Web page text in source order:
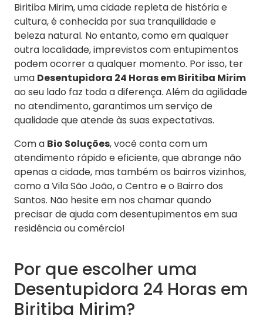
Biritiba Mirim, uma cidade repleta de história e
cultura, é conhecida por sua tranquilidade e
beleza natural. No entanto, como em qualquer
outra localidade, imprevistos com entupimentos
podem ocorrer a qualquer momento. Por isso, ter
uma Desentupidora 24 Horas em Biritiba Mirim
ao seu lado faz toda a diferença. Além da agilidade
no atendimento, garantimos um serviço de
qualidade que atende às suas expectativas.
Com a Bio Soluções, você conta com um
atendimento rápido e eficiente, que abrange não
apenas a cidade, mas também os bairros vizinhos,
como a Vila São João, o Centro e o Bairro dos
Santos. Não hesite em nos chamar quando
precisar de ajuda com desentupimentos em sua
residência ou comércio!
Por que escolher uma
Desentupidora 24 Horas em
Biritiba Mirim?